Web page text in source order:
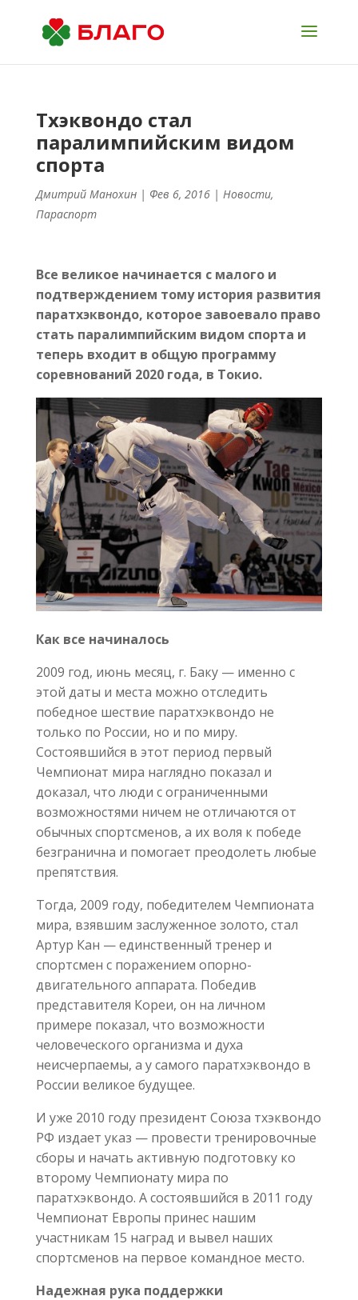
Тхэквондо стал
паралимпийским видом
спорта
Дмитрий Манохин| Фев 6, 2016 | Новости,
Параспорт
Все великое начинается с малого и
подтверждением тому история развития
паратхэквондо, которое завоевало право
стать паралимпийским видом спорта и
теперь входит в общую программу
соревнований 2020 года, в Токио.
Как все начиналось
2009 год, июнь месяц, г. Баку — именно с
этой даты и места можно отследить
победное шествие паратхэквондо не
только по России, но и по миру.
Состоявшийся в этот период первый
Чемпионат мира наглядно показал и
доказал, что люди с ограниченными
возможностями ничем не отличаются от
обычных спортсменов, а их воля к победе
безгранична и помогает преодолеть любые
препятствия.
Тогда, 2009 году, победителем Чемпионата
мира, взявшим заслуженное золото, стал
Артур Кан — единственный тренер и
спортсмен с поражением опорно-
двигательного аппарата. Победив
представителя Кореи, он на личном
примере показал, что возможности
человеческого организма и духа
неисчерпаемы, а у самого паратхэквондо в
России великое будущее.
И уже 2010 году президент Союза тхэквондо
РФ издает указ — провести тренировочные
сборы и начать активную подготовку ко
второму Чемпионату мира по
паратхэквондо. А состоявшийся в 2011 году
Чемпионат Европы принес нашим
участникам 15 наград и вывел наших
спортсменов на первое командное место.
Надежная рука поддержки